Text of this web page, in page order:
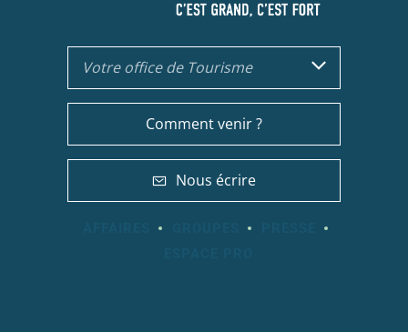
Votre office de Tourisme
Comment venir ?
Nous écrire